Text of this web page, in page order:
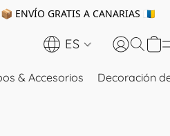
ENVÍO GRATIS A CANARIAS 🇮🇨
ES
& Accesorios Decoración